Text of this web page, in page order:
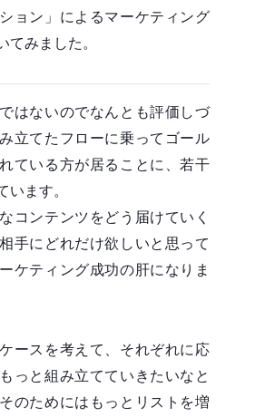
ョン」によるマーケティング
てみました。
はないのでなんとも評価しづ
立てたフローに乗ってゴール
ている方が居ることに、若干
います。
コンテンツをどう届けていく
手にどれだけ欲しいと思って
ケティング成功の肝になりま
ースを考えて、それぞれに応
っと組み立てていきたいなと
のためにはもっとリストを増